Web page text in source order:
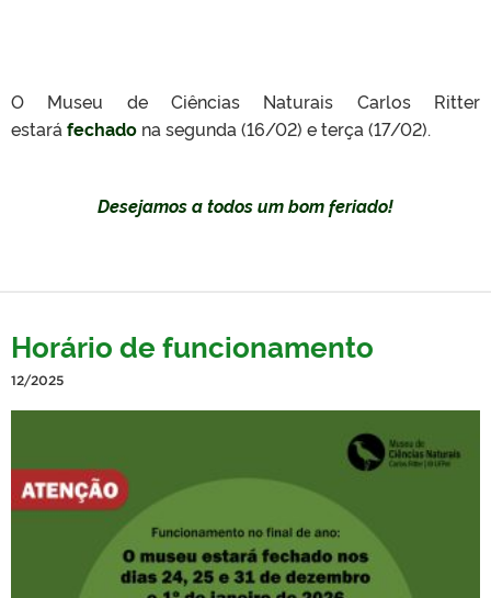
O Museu de Ciências Naturais Carlos Ritter
estará fechado na segunda (16/02) e terça (17/02).
Desejamos a todos um bom feriado!
Horário de funcionamento
12/2025